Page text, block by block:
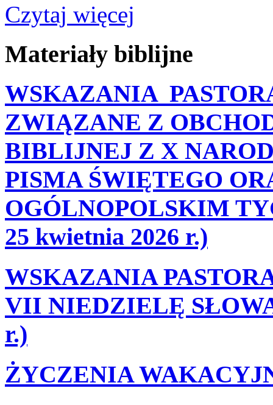
Czytaj więcej
Materiały biblijne
WSKAZANIA
ZWIĄZANE Z
BIBLIJNEJ Z X
PISMA ŚWIĘTEGO
OGÓLNOPOLSKIM
25 kwietnia 2026 r.)
WSKAZANIA
VII NIEDZIELĘ
r.)
ŻYCZENIA